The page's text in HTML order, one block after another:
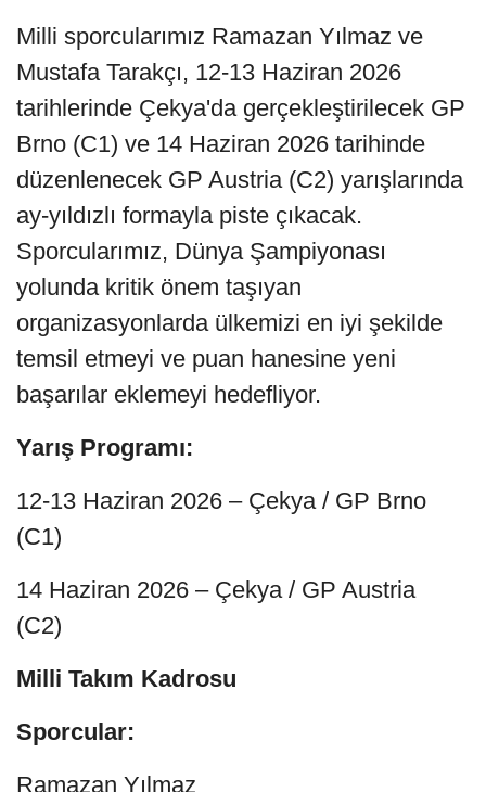
Milli sporcularımız Ramazan Yılmaz ve
Mustafa Tarakçı, 12-13 Haziran 2026
tarihlerinde Çekya'da gerçekleştirilecek GP
Brno (C1) ve 14 Haziran 2026 tarihinde
düzenlenecek GP Austria (C2) yarışlarında
ay-yıldızlı formayla piste çıkacak.
Sporcularımız, Dünya Şampiyonası
yolunda kritik önem taşıyan
organizasyonlarda ülkemizi en iyi şekilde
temsil etmeyi ve puan hanesine yeni
başarılar eklemeyi hedefliyor.
Yarış Programı:
12-13 Haziran 2026 – Çekya / GP Brno
(C1)
14 Haziran 2026 – Çekya / GP Austria
(C2)
Milli Takım Kadrosu
Sporcular:
Ramazan Yılmaz